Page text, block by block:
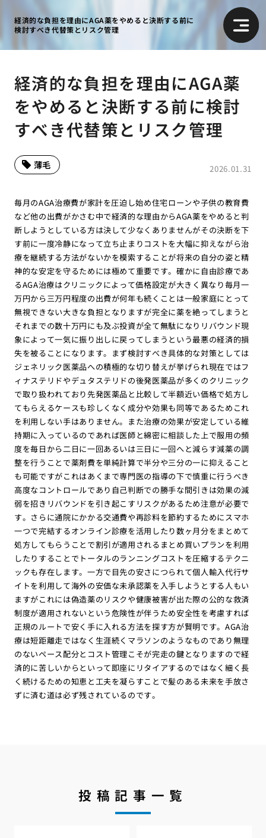
経済的な負担を理由にAGA薬をやめると決断する前に
検討すべき代替策とリスク管理
経済的な負担を理由にAGA薬
をやめると決断する前に検討
すべき代替策とリスク管理
2026.01.31
薄毛
毎月のAGA治療費が家計を圧迫し始め住宅ローンや子供の教育費
など他の出費がかさむ中で経済的な理由からAGA薬をやめると判
断しようとしている方は決して少なくありませんがその決断を下
す前に一度冷静になって立ち止まりコストを大幅に抑えながら治
療を継続する方法がないかを模索することが将来の自分の姿と精
神的な安定を守るためには極めて重要です。確かに自由診療であ
るAGA治療はクリニックによって価格設定が大きく異なり毎月一
万円から三万円程度の出費が何年も続くことは一般家庭にとって
無視できない大きな負担となりますが完全に薬を絶ってしまうと
それまでの数十万円にも及ぶ投資が全て無駄になりリバウンド現
象によって一気に振り出しに戻ってしまうという最悪の経済的損
失を被ることになります。まず検討すべき具体的な対策としては
ジェネリック医薬品への積極的な切り替えが挙げられ現在ではフ
ィナステリドやデュタステリドの後発医薬品が多くのクリニック
で取り扱われており先発医薬品と比較して半額近い価格で処方し
てもらえるケースも珍しくなく成分や効果も同等であるためこれ
を利用しない手はありません。また治療の効果が安定している維
持期に入っているのであれば医師と綿密に相談した上で服用の頻
度を毎日から二日に一回あるいは三日に一回へと減らす減薬の調
整を行うことで薬剤費を単純計算で半分や三分の一に抑えること
も可能ですがこれはあくまで専門医の指導の下で慎重に行うべき
高度なコントロールであり自己判断での勝手な間引きは効果の減
弱を招きリバウンドを引き起こすリスクがあるため注意が必要で
す。さらに通院にかかる交通費や再診料を節約するためにスマホ
一つで完結するオンライン診療を活用したり数ヶ月分をまとめて
処方してもらうことで割引が適用されるまとめ買いプランを利用
したりすることでトータルのランニングコストを圧縮するテクニ
ックも存在します。一方で目先の安さにつられて個人輸入代行サ
イトを利用して海外の安価な未承認薬を入手しようとする人もい
ますがこれには偽造薬のリスクや健康被害が出た際の公的な救済
制度が適用されないという危険性が伴うため安全性を考慮すれば
正規のルートで安く手に入れる方法を探す方が賢明です。AGA治
療は短距離走ではなく生涯続くマラソンのようなものであり無理
のないペース配分とコスト管理こそが完走の鍵となりますので経
済的に苦しいからといって即座にリタイアするのではなく細く長
く続けるための知恵と工夫を凝らすことで髪のある未来を手放さ
ずに済む道は必ず残されているのです。
投稿記事一覧